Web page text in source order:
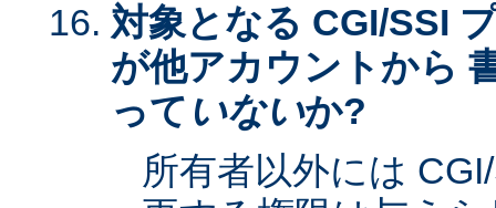
対象となる CGI/SSI
が他アカウントから
って いないか?
所有者以外には